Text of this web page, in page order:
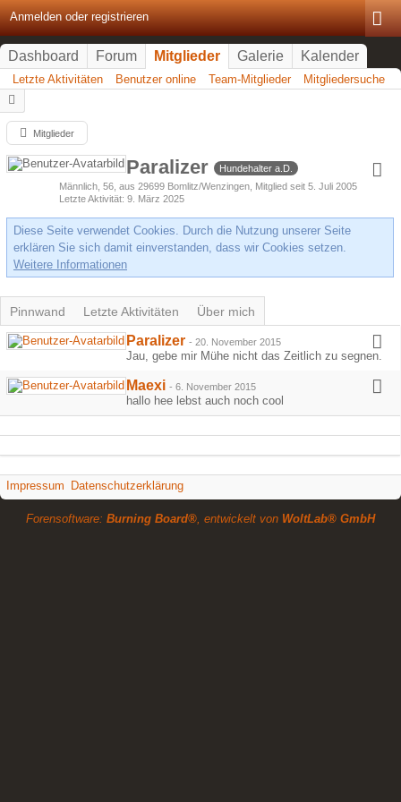
Anmelden oder registrieren
Dashboard Forum Mitglieder Galerie Kalender
Letzte Aktivitäten Benutzer online Team-Mitglieder Mitgliedersuche
Mitglieder
Paralizer
Hundehalter a.D.
Männlich 56 aus 29699 Bomlitz/Wenzingen Mitglied seit 5. Juli 2005
Letzte Aktivität 9. März 2025
Diese Seite verwendet Cookies. Durch die Nutzung unserer Seite
erklären Sie sich damit einverstanden, dass wir Cookies setzen.
Weitere Informationen
Pinnwand Letzte Aktivitäten Über mich
Paralizer - 20. November 2015
Jau, gebe mir Mühe nicht das Zeitlich zu segnen.
Maexi - 6. November 2015
hallo hee lebst auch noch cool
Impressum Datenschutzerklärung
Forensoftware: Burning Board®, entwickelt von WoltLab® GmbH